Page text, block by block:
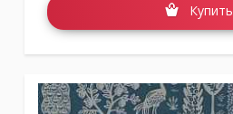
Купить